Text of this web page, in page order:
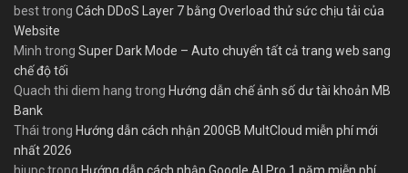
besttrong Cách DDoS Layer 7 bằng Overload thử sức chịu tải của
Website
Minh trong Super Dark Mode – Auto chuyển tất cả trang web sang
chế độ tối
Quach thi diem hang trong Hướng dẫn chế ảnh số dư tài khoản MB
Bank
Thái trong Hướng dẫn cách nhận 200GB MultCloud miễn phí mới
nhất 2026